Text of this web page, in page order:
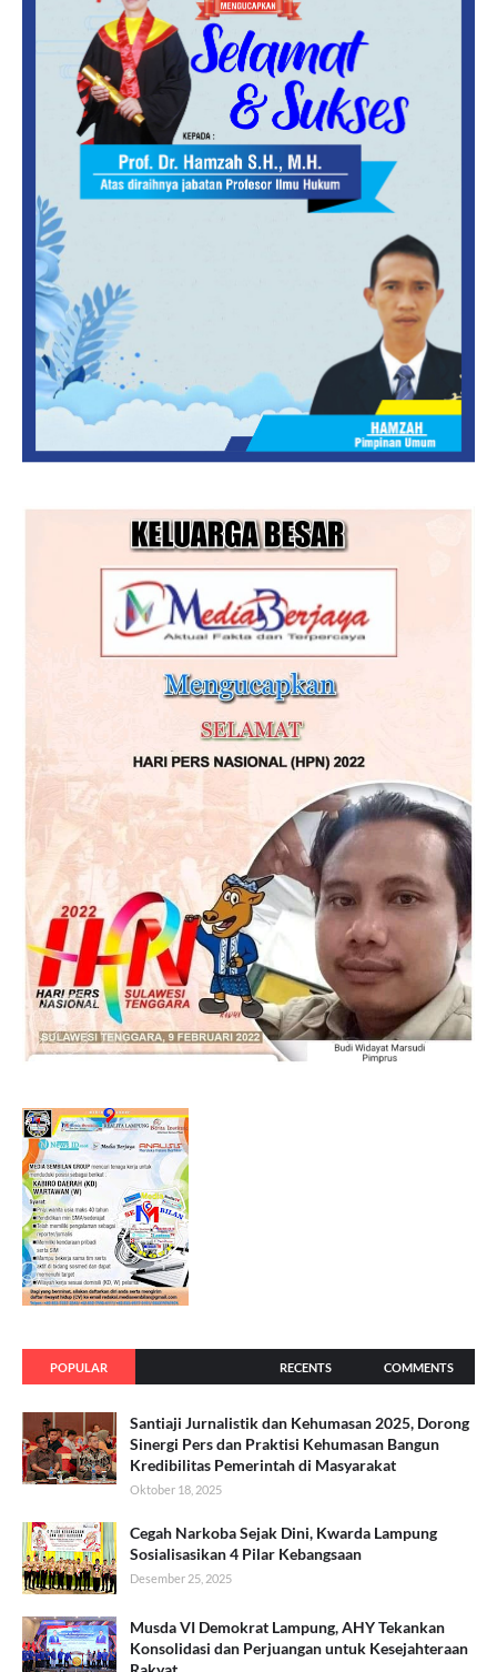
POPULAR RECENTS COMMENTS
Santiaji Jurnalistik dan Kehumasan 2025, Dorong
Sinergi Pers dan Praktisi Kehumasan Bangun
Kredibilitas Pemerintah di Masyarakat
Oktober 18, 2025
Cegah Narkoba Sejak Dini, Kwarda Lampung
Sosialisasikan 4 Pilar Kebangsaan
Desember 25, 2025
Musda VI Demokrat Lampung, AHY Tekankan
Konsolidasi dan Perjuangan untuk Kesejahteraan